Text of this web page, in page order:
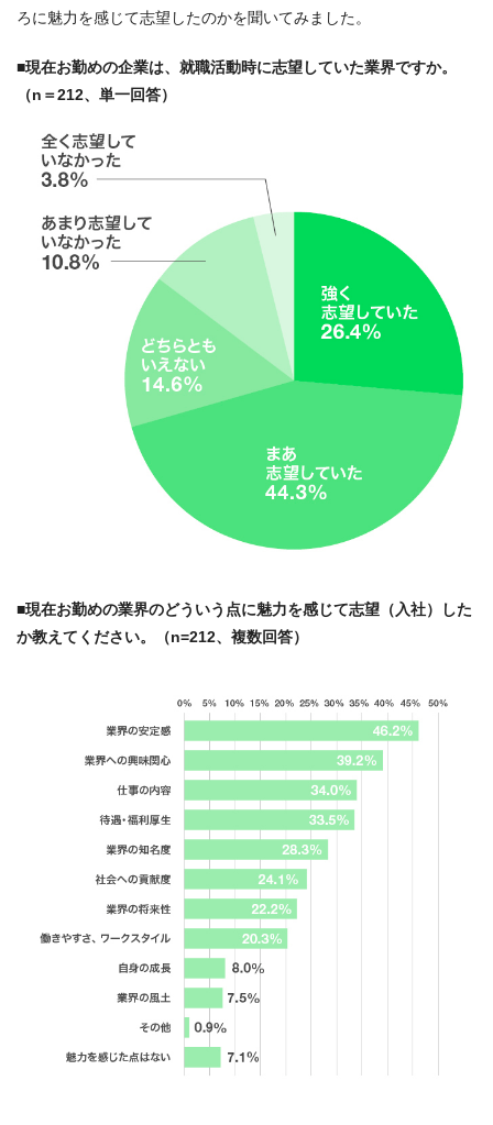
ろに魅力を感じて志望したのかを聞いてみました。
■現在お勤めの企業は、就職活動時に志望していた業界ですか。
（n＝212、単一回答）
■現在お勤めの業界のどういう点に魅力を感じて志望（入社）した
か教えてください。（n=212、複数回答）